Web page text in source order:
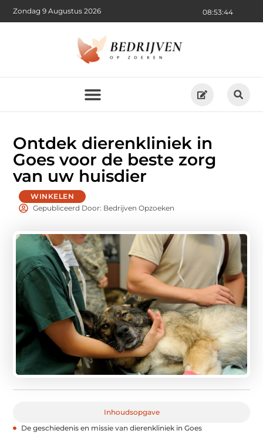
08:53:46
Zondag 9 Augustus 2026
Ontdek dierenkliniek in
Goes voor de beste zorg
van uw huisdier
WINKELEN
Gepubliceerd Door: Bedrijven Opzoeken
Inhoudsopgave
De geschiedenis en missie van dierenkliniek in Goes